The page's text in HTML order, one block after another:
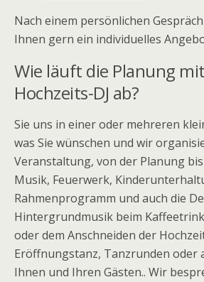
Nach einem persönlichen
Ihnen gern ein individuelles
Wie läuft die Planung
Hochzeits-DJ ab?
Sie uns in einer oder mehreren
was Sie wünschen und wir
Veranstaltung, von der Planung
Musik, Feuerwerk,
Rahmenprogramm und auch die
Hintergrundmusik beim
oder dem Anschneiden der
Eröffnungstanz, Tanzrunden oder
Ihnen und Ihren Gästen.. Wir